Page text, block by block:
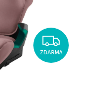
ZDARMA